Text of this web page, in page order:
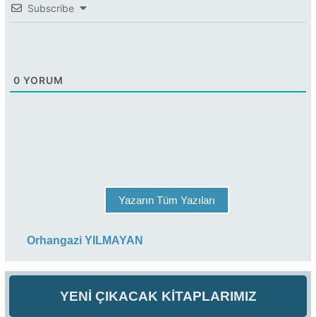
YENİ ÇIKACAK KİTAPLARIMIZ
Subscribe
0 YORUM
Yazarın Tüm Yazıları
Orhangazi YILMAYAN